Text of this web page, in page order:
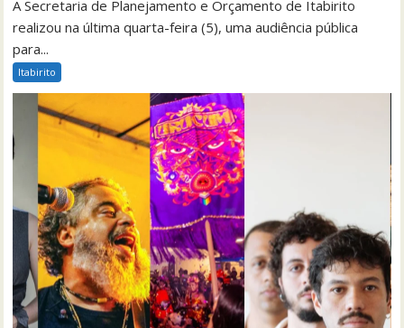
A Secretaria de Planejamento e Orçamento de Itabirito
realizou na última quarta-feira (5), uma audiência pública
para...
Itabirito